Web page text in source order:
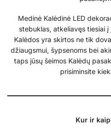
Medinė Kalėdinė LED
stebuklas, atkeliavęs tiesiai
Kalėdos yra skirtos ne tik
džiaugsmui, šypsenoms bei
taps jūsų šeimos Kalėdų
prisiminsite
Kur ir